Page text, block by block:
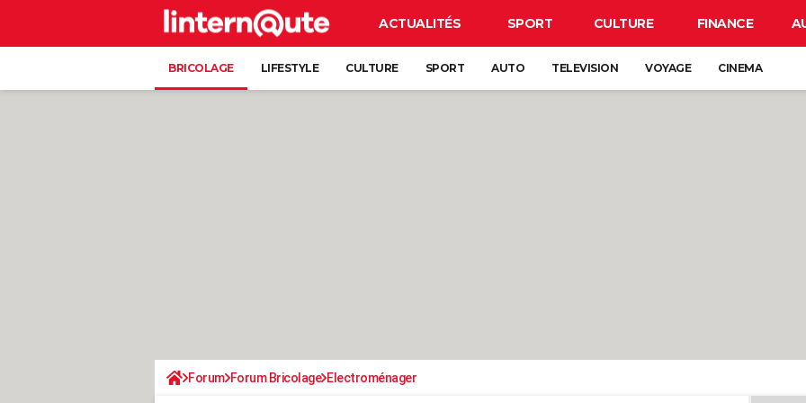
ACTUALITÉS SPORT CULTURE FINANCE
BRICOLAGE LIFESTYLE CULTURE SPORT AUTO TELEVISION VOYAGE CINEMA
Forum Forum Bricolage Electroménager